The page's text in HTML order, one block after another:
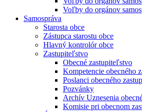
Voľby do orgánov
Samospráva
Starosta obce
Zástupca starostu obce
Hlavný kontrolór obce
Zastupiteľstvo
Obecné zastupiteľstvo
Kompetencie obecného
Poslanci obecného
Pozvánky
Archív Uznesenia
Komisie pri obecnom